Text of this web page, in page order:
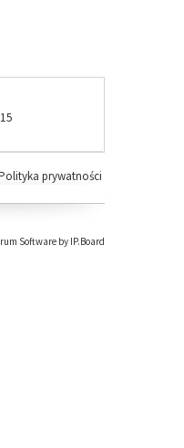
prywatności
Software by IP.Board